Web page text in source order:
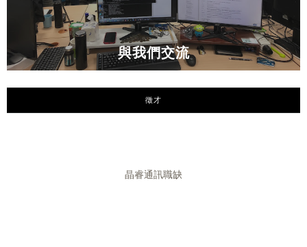
與我們交流
徵才
晶睿通訊職缺